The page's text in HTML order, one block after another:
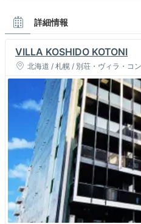
詳細情報
VILLA KOSHIDO KOTONI
北海道 / 札幌 / 別荘・ヴィラ・コ